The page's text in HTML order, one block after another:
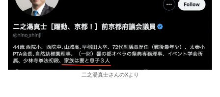
二之湯真士さんのXより